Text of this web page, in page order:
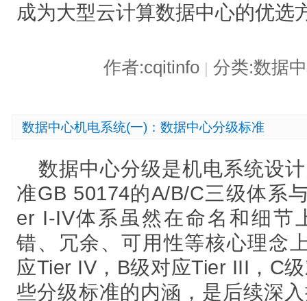
成为大型云计算数据中心的优选
作者:cqitinfo 分类:数据
数据中心机电系统(一)：数据中心分级标准
数据中心分级是机电系统设
准GB 50174的A/B/C三级体系
er I-IV体系虽然在命名和细节
错、冗余、可用性等核心理
应Tier IV，B级对应Tier III，C
些分级标准的内涵，是后续深